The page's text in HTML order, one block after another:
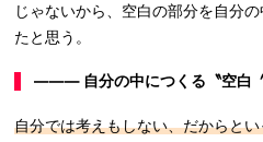
じゃないから、空白の部分を自分
たと思う。
――― 自分の中につくる〝空白
自分では考えもしない、だからと